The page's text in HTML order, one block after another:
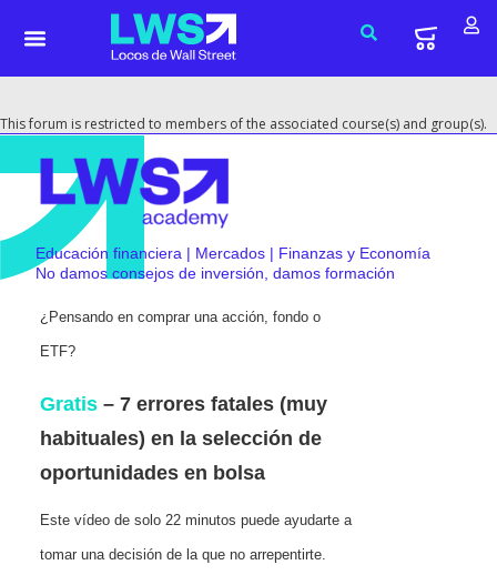
This forum is restricted to members of the associated course(s) and group(s).
Educación financiera | Mercados | Finanzas y Economía
No damos consejos de inversión, damos formación
¿Pensando en comprar una acción, fondo o
ETF?
Gratis – 7 errores fatales (muy
habituales) en la selección de
oportunidades en bolsa
Este vídeo de solo 22 minutos puede ayudarte a
tomar una decisión de la que no arrepentirte.